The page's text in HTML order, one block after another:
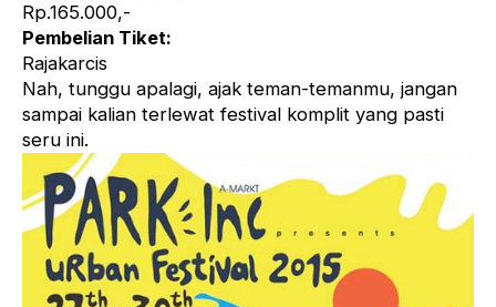
Rp.165.000,-
Pembelian Tiket:
Rajakarcis
Nah, tunggu apalagi, ajak teman-temanmu, jangan
sampai kalian terlewat festival komplit yang pasti
seru ini.